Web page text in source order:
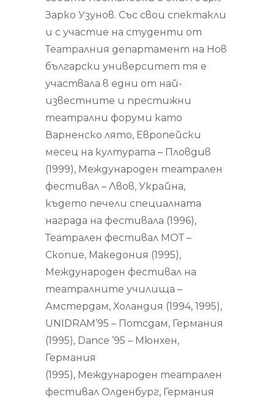
Зарко Узунов. Със свои спектакли
и с участие на студенти от
Театралния департамент на Нов
български университет тя е
участвала в едни от най-
известните и престижни
театрални форуми като
Варненско лято, Европейски
месец на културата – Пловдив
(1999), Международен театрален
фестивал – Лвов, Украйна,
където печели специалната
награда на фестивала (1996),
Театрален фестивал МОТ –
Скопие, Македония (1995),
Международен фестивал на
театралните училища –
Амстердам, Холандия (1994, 1995),
UNIDRAM’95 – Потсдам, Германия
(1995), Dance ’95 – Мюнхен,
Германия
(1995), Международен театрален
фестивал Олденбург, Германия